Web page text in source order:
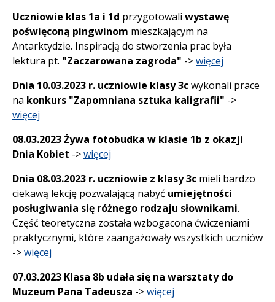
Uczniowie klas 1a i 1d przygotowali wystawę
poświęconą pingwinom mieszkającym na
Antarktydzie. Inspiracją do stworzenia prac była
lektura pt. "Zaczarowana zagroda" ->więcej
Dnia 10.03.2023 r. uczniowie klasy 3cwykonali prace
na konkurs "Zapomniana sztuka kaligrafii" ->
więcej
08.03.2023 Żywa fotobudka w klasie 1b z okazji
Dnia Kobiet ->więcej
Dnia 08.03.2023 r. uczniowie z klasy 3c mieli bardzo
ciekawą lekcję pozwalającą nabyć umiejętności
posługiwania się różnego rodzaju słownikami.
Część teoretyczna została wzbogacona ćwiczeniami
praktycznymi, które zaangażowały wszystkich uczniów
->więcej
07.03.2023 Klasa 8b udała się na warsztaty do
Muzeum Pana Tadeusza ->więcej